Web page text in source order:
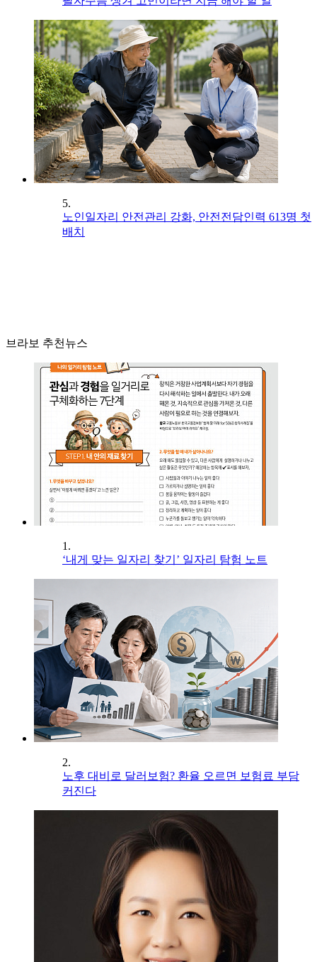
5.
노인일자리 안전관리 강화, 안전전담인력 613명 첫
배치
브라보 추천뉴스
1.
‘내게 맞는 일자리 찾기’ 일자리 탐험 노트
2.
노후 대비로 달러보험? 환율 오르면 보험료 부담
커진다